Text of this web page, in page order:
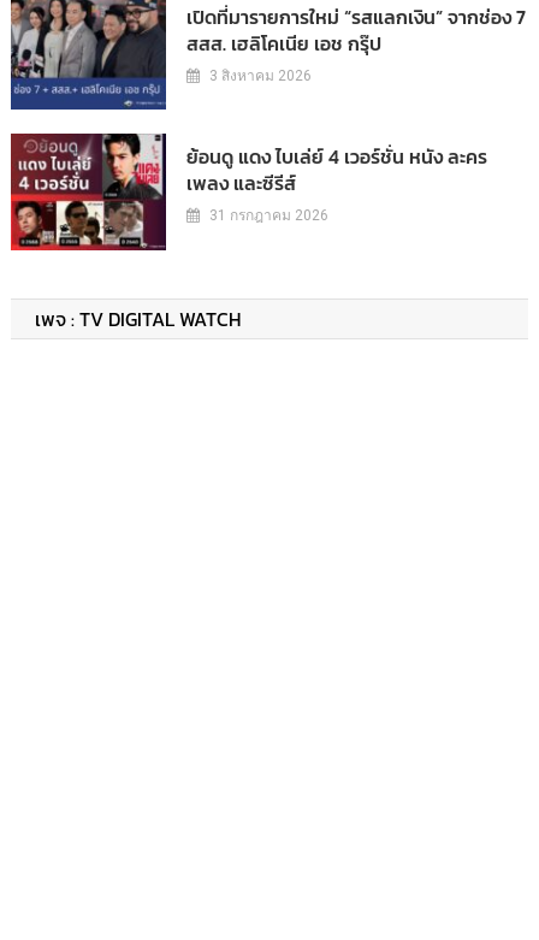
เปิดที่มารายการใหม่ “รสแลกเงิน” จากช่อง 7
สสส. เฮลิโคเนีย เอช กรุ๊ป
3 สิงหาคม 2026
ย้อนดู แดง ไบเล่ย์ 4 เวอร์ชั่น หนัง ละคร
เพลง และซีรีส์
31 กรกฎาคม 2026
เพจ : TV DIGITAL WATCH